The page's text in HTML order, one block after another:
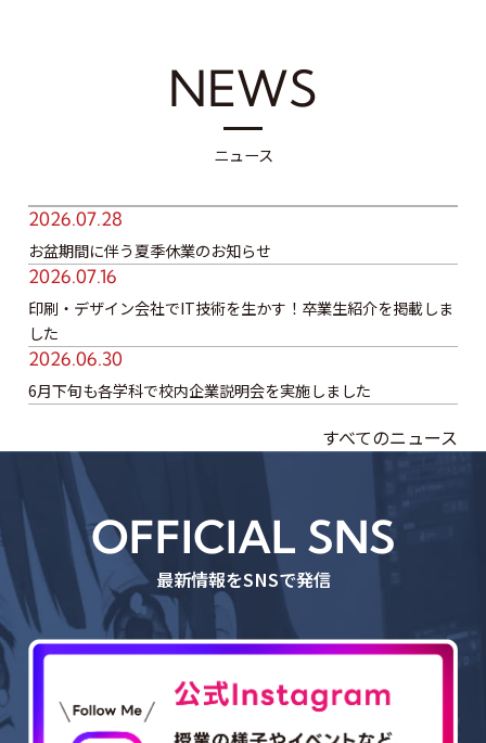
NEWS
ニュース
2026 07.28
お盆期間に伴う夏季休業のお知らせ
2026 07.16
印刷・デザイン会社でIT技術を生かす！卒業生紹介を掲載しま
した
2026 06.30
6月下旬も各学科で校内企業説明会を実施しました
すべてのニュース
OFFICIAL SNS
最新情報をSNSで発信